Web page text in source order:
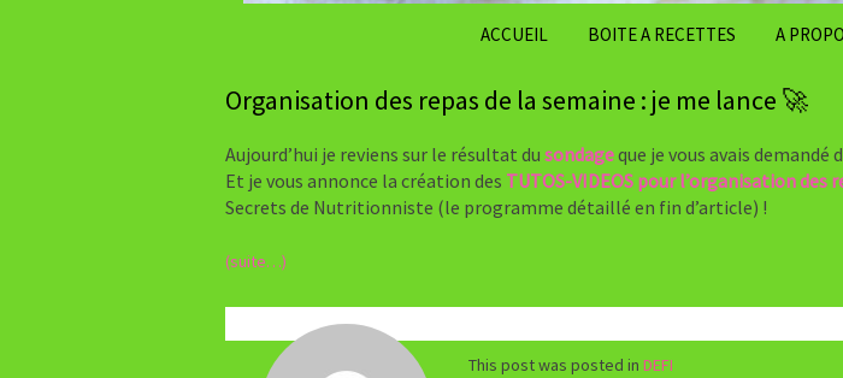
ACCUEIL BOITE A RECETTES A
Organisation des repas de la semaine : je me lance 🚀
Aujourd’hui je reviens sur le résultat du sondageque je vous avais demandé
Et je vous annonce la création des TUTOS-VIDEOS pour l’organisation des
Secrets de Nutritionniste (le programme détaillé en fin d’article) !
(suite…)
This post was posted in DEFI